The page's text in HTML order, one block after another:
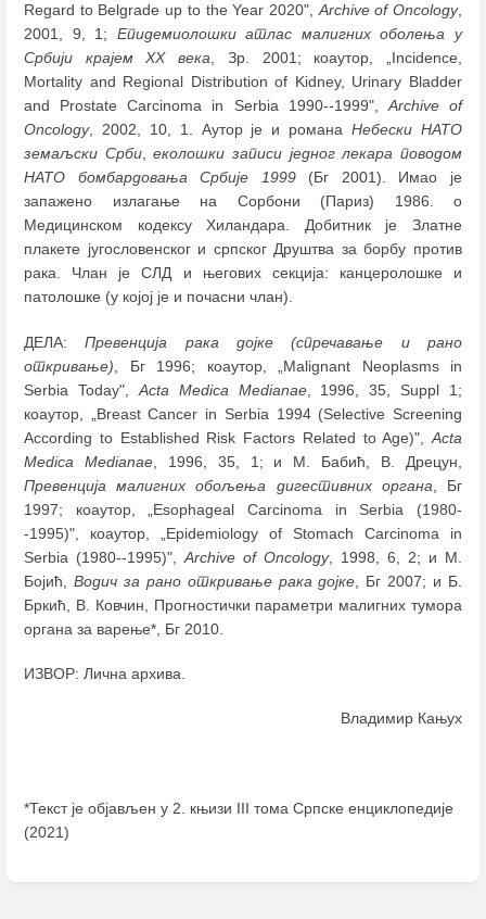
Regard to Belgrade up to the Year 2020",Archive of Oncology,
2001, 9, 1; Епидемиолошки атлас малигних оболења у
Србији крајем XX века, Зр. 2001; коаутор, „Incidence,
Mortality and Regional Distribution of Kidney, Urinary Bladder
and Prostate Carcinoma in Serbia 1990--1999",Archive of
Oncology, 2002, 10, 1. Аутор је и романаНебески НАТО
земаљски Срби,еколошки записи једног лекара поводом
НАТО бомбардовања Србије 1999(Бг 2001). Имао је
запажено излагање на Сорбони (Париз) 1986. о
Медицинском кодексу Хиландара. Добитник је Златне
плакете југословенског и српског Друштва за борбу против
рака. Члан је СЛД и његових секција: канцеролошке и
патолошке (у којој је и почасни члан).
ДЕЛА:Превенција рака дојке (спречавање и рано
откривање) , Бг 1996; коаутор, „Malignant Neoplasms in
Serbia Today", Acta Medica Medianae, 1996, 35, Suppl 1;
коаутор, „Breast Cancer in Serbia 1994 (Selective Screening
According to Established Risk Factors Related to Age)", Acta
Medica Medianae, 1996, 35, 1; и М. Бабић, В. Дрецун,
Превенција малигних обољења дигестивних органа , Бг
1997; коаутор, „Esophageal Carcinoma in Serbia (1980-
-1995)", коаутор, „Epidemiology of Stomach Carcinoma in
Serbia (1980--1995)", Archive of Oncology, 1998, 6, 2; и М.
Бојић, Водич за рано откривање рака дојке , Бг 2007; и Б.
Бркић, В. Ковчин, Прогностички параметри малигних тумора
органа за варење*, Бг 2010.
ИЗВОР: Лична архива.
Владимир Кањух
*Текст је објављен у 2. књизи III тома Српске енциклопедије
(2021)